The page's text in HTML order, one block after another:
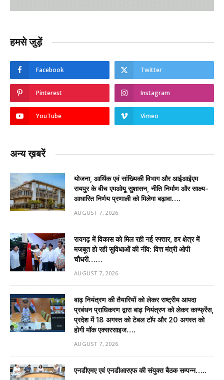
हमसे जुड़ें
Facebook Twitter
Pinterest Instagram
YouTube Vimeo
अन्य ख़बरें
योजना, आर्थिक एवं सांख्यिकी विभाग और आईआईएम
रायपुर के बीच एमओयू सुशासन, नीति निर्माण और साक्ष्य-
आधारित निर्णय प्रणाली को मिलेगा बढ़ावा….
AUGUST 7, 2026
रायगढ़ में विकास को मिल रही नई रफ्तार, हर क्षेत्र में
मजबूत हो रही सुविधाओं की नींव: वित्त मंत्री ओपी
चौधरी……
AUGUST 7, 2026
बाढ़ नियंत्रण की तैयारियों को लेकर राष्ट्रीय आपदा
प्रबंधन प्राधिकरण द्वारा बाढ़ नियंत्रण को लेकर कान्फ्रेंस,
प्रदेश में 18 अगस्त को टेबल टॉप और 20 अगस्त को
होगी मॉक एक्सरसाइज….
AUGUST 7, 2026
एनडीएमए एवं एनडीआरएफ की संयुक्त बैठक सम्पन्न…..